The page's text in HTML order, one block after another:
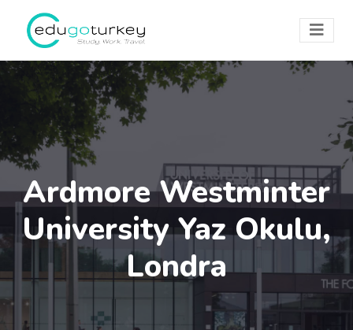
Ardmore Westminter
University Yaz Okulu,
Londra